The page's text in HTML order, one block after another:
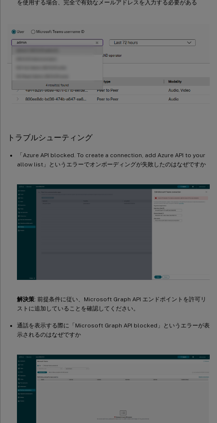
を使用する場合、完全で有効なメールアドレスを入力する必要がある
トラブルシューティング
「Azure API blocked. To create a connection, add Azure API to your
allow list」というエラーでオンボーディングが失敗したのはなぜですか
解決策: 前提条件に従い、Microsoft Graph API エンドポイントを許可リ
ストに追加していることを確認してください。
通話を表示する際に「Microsoft Graph API blocked」というエラーが表
示されるのはなぜですか